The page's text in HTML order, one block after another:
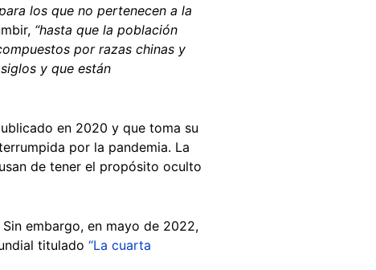
los que no pertenecen a la
“hasta que la población
por razas chinas y
y que están
en 2020 y que toma su
por la pandemia. La
de tener el propósito oculto
embargo, en mayo de 2022,
titulado “La cuarta